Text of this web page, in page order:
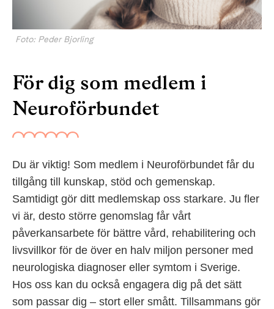
Foto: Peder Bjorling
För dig som medlem i
Neuroförbundet
Du är viktig! Som medlem i Neuroförbundet får du
tillgång till kunskap, stöd och gemenskap.
Samtidigt gör ditt medlemskap oss starkare. Ju fler
vi är, desto större genomslag får vårt
påverkansarbete för bättre vård, rehabilitering och
livsvillkor för de över en halv miljon personer med
neurologiska diagnoser eller symtom i Sverige.
Hos oss kan du också engagera dig på det sätt
som passar dig – stort eller smått. Tillsammans gör